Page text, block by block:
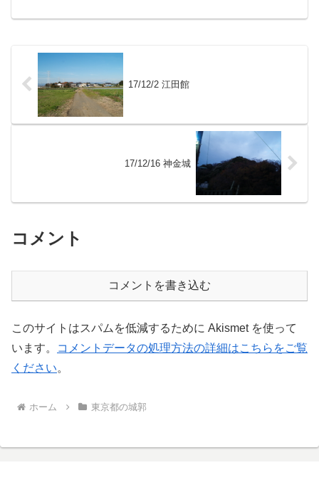
17/12/2 江田館
17/12/16 神金城
コメント
コメントを書き込む
このサイトはスパムを低減するために Akismet を使って
います。
コメントデータの処理方法の詳細はこちらをご覧
ください。
ホーム 東京都の城郭